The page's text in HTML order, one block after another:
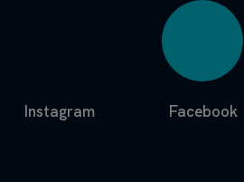
Facebook
Instagram